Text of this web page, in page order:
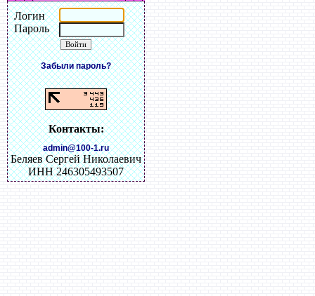
Логин
Пароль
Забыли пароль?
Контакты:
admin@100-1.ru
Беляев Сергей Николаевич
ИНН 246305493507